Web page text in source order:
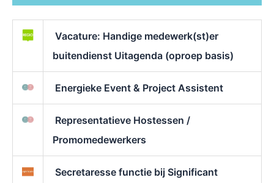
Vacature: Handige medewerk(st)er
buitendienst Uitagenda (oproep basis)
Energieke Event & Project Assistent
Representatieve Hostessen /
Promomedewerkers
Secretaresse functie bij Significant